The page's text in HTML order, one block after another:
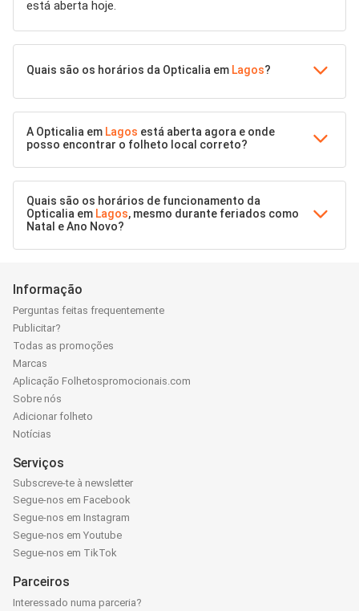
está aberta hoje.
Quais são os horários da Opticalia em Lagos?
A Opticalia em Lagos está aberta agora e onde
posso encontrar o folheto local correto?
Quais são os horários de funcionamento da
Opticalia em Lagos, mesmo durante feriados como
Natal e Ano Novo?
Informação
Perguntas feitas frequentemente
Publicitar?
Todas as promoções
Marcas
Aplicação Folhetospromocionais.com
Sobre nós
Adicionar folheto
Notícias
Serviços
Subscreve-te à newsletter
Segue-nos em Facebook
Segue-nos em Instagram
Segue-nos em Youtube
Segue-nos em TikTok
Parceiros
Interessado numa parceria?